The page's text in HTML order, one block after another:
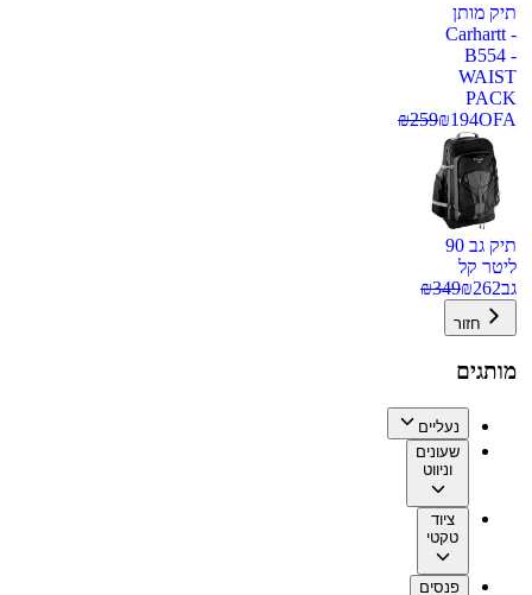
תיק מותן
Carhartt -
B554 -
WAIST
PACK
OFA
₪194
₪259
תיק גב 90
ליטר קל
גב
₪262
₪349
חזור
מותגים
נעליים
שעונים
וניווט
ציוד
טקטי
פנסים